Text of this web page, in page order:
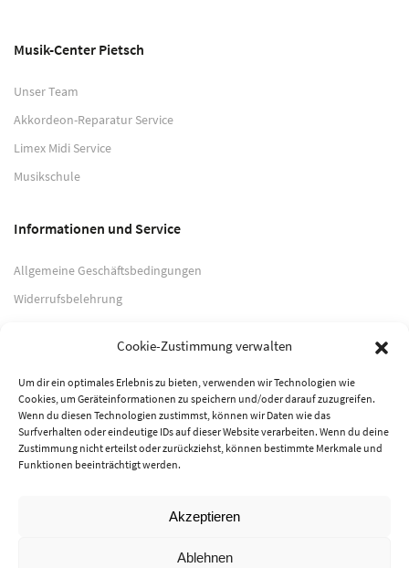
Cookie-Zustimmung verwalten
Um dir ein optimales Erlebnis zu bieten, verwenden wir Technologien wie
Cookies, um Geräteinformationen zu speichern und/oder darauf zuzugreifen.
Wenn du diesen Technologien zustimmst, können wir Daten wie das
Surfverhalten oder eindeutige IDs auf dieser Website verarbeiten. Wenn du deine
Zustimmung nicht erteilst oder zurückziehst, können bestimmte Merkmale und
Funktionen beeinträchtigt werden.
Akzeptieren
Ablehnen
Musik-Center Pietsch
Unser Team
Akkordeon-Reparatur Service
Limex Midi Service
Musikschule
Informationen und Service
Allgemeine Geschäftsbedingungen
Widerrufsbelehrung
Datenschutzerklärung
Zahlungsarten
PayPal